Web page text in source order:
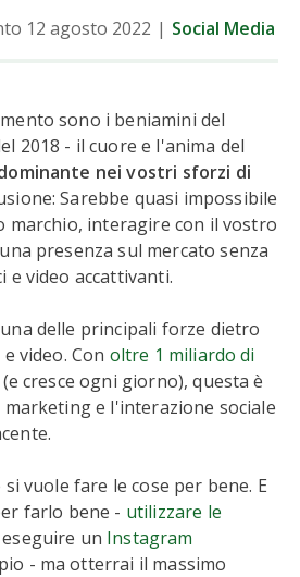
12 agosto 2022 | Social Media
sono i beniamini del
2018 - il cuore e l'anima del
nei vostri sforzi di
Sarebbe quasi impossibile
marchio, interagire con il vostro
presenza sul mercato senza
video accattivanti.
delle principali forze dietro
video. Con oltre 1 miliardo di
(e cresce ogni giorno), questa è
e l'interazione sociale
si vuole fare le cose per bene. E
farlo bene - utilizzare le
un Instagram
- ma otterrai il massimo